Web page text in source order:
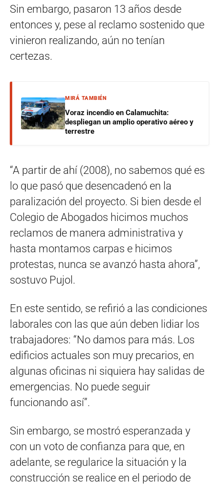
Sin embargo, pasaron 13 años desde
entonces y, pese al reclamo sostenido que
vinieron realizando, aún no tenían
certezas.
MIRÁ TAMBIÉN
Voraz incendio en Calamuchita:
despliegan un amplio operativo aéreo y
terrestre
“A partir de ahí (2008), no sabemos qué es
lo que pasó que desencadenó en la
paralización del proyecto. Si bien desde el
Colegio de Abogados hicimos muchos
reclamos de manera administrativa y
hasta montamos carpas e hicimos
protestas, nunca se avanzó hasta ahora”,
sostuvo Pujol.
En este sentido, se refirió a las condiciones
laborales con las que aún deben lidiar los
trabajadores: “No damos para más. Los
edificios actuales son muy precarios, en
algunas oficinas ni siquiera hay salidas de
emergencias. No puede seguir
funcionando así”.
Sin embargo, se mostró esperanzada y
con un voto de confianza para que, en
adelante, se regularice la situación y la
construcción se realice en el periodo de